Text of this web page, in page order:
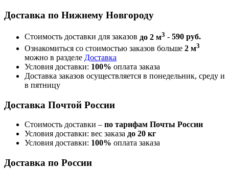
Доставка по Нижнему Новгороду
Стоимость доставки для заказов до 2 м3 - 590 руб.
Ознакомиться со стоимостью заказов больше 2 м3
можно в разделе Доставка
Условия доставки: 100% оплата заказа
Доставка заказов осуществляется в понедельник, среду и
в пятницу
Доставка Почтой России
Стоимость доставки – по тарифам Почты России
Условия доставки: вес заказа до 20 кг
Условия доставки: 100% оплата заказа
Доставка по России